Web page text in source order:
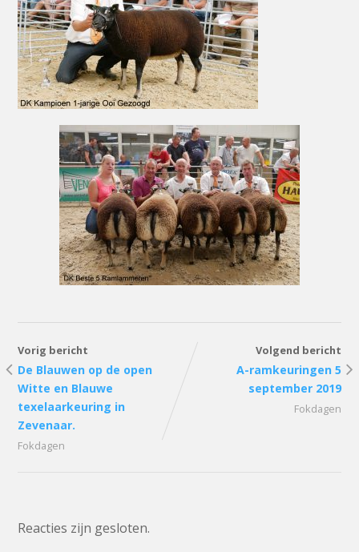
Vorig bericht
De Blauwen op de open
Witte en Blauwe
texelaarkeuring in
Zevenaar.
Fokdagen
Volgend bericht
A-ramkeuringen 5
september 2019
Fokdagen
Reacties zijn gesloten.